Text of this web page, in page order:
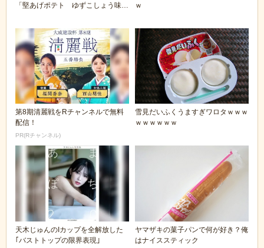
「堅あげポテト ゆずこしょう味」
ｗ
第8期清麗戦をRチャンネルで無料
配信！
PR(Rチャンネル)
雪見だいふくうますぎワロタｗｗｗ
ｗｗｗｗｗｗ
天木じゅんのIカップを全解放した
｢バストトップの限界表現｣
ヤマザキの菓子パンで何が好き？俺
はナイススティック